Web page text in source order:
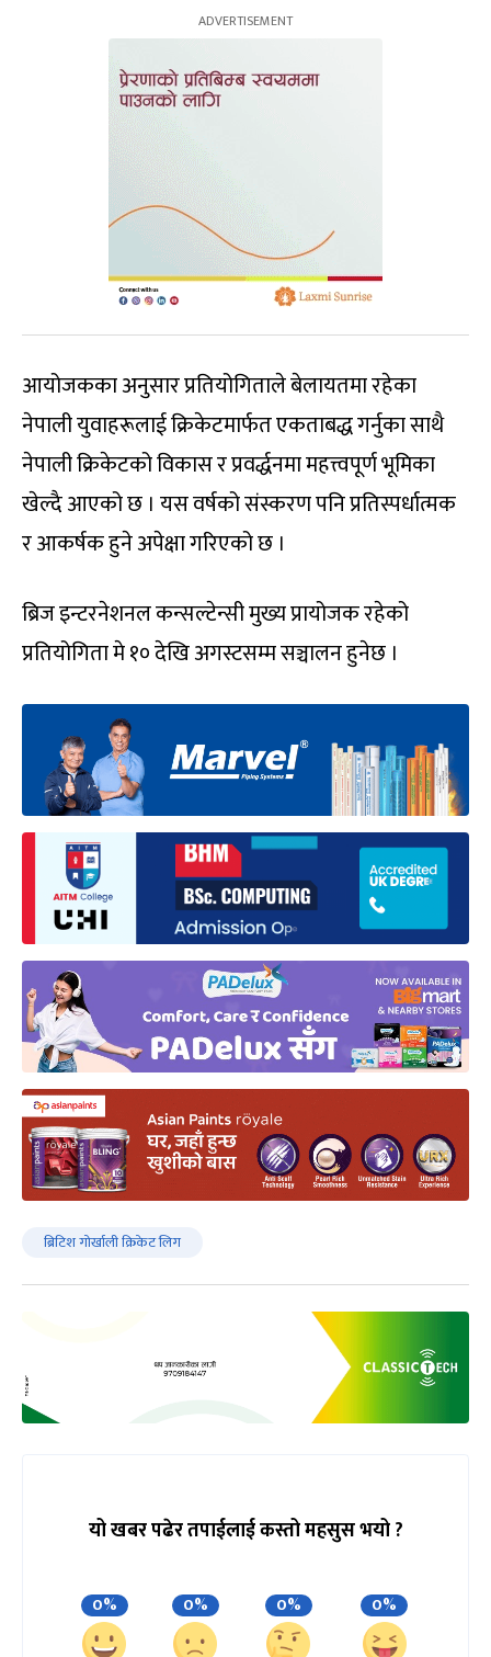
आयोजकका अनुसार प्रतियोगिताले बेलायतमा रहेका
नेपाली युवाहरूलाई क्रिकेटमार्फत एकताबद्ध गर्नुका साथै
नेपाली क्रिकेटको विकास र प्रवर्द्धनमा महत्त्वपूर्ण भूमिका
खेल्दै आएको छ । यस वर्षको संस्करण पनि प्रतिस्पर्धात्मक
र आकर्षक हुने अपेक्षा गरिएको छ ।
ब्रिज इन्टरनेशनल कन्सल्टेन्सी मुख्य प्रायोजक रहेको
प्रतियोगिता मे १० देखि अगस्टसम्म सञ्चालन हुनेछ ।
ब्रिटिश गोर्खाली क्रिकेट लिग
यो खबर पढेर तपाईलाई कस्तो महसुस भयो ?
0% 0% 0% 0%